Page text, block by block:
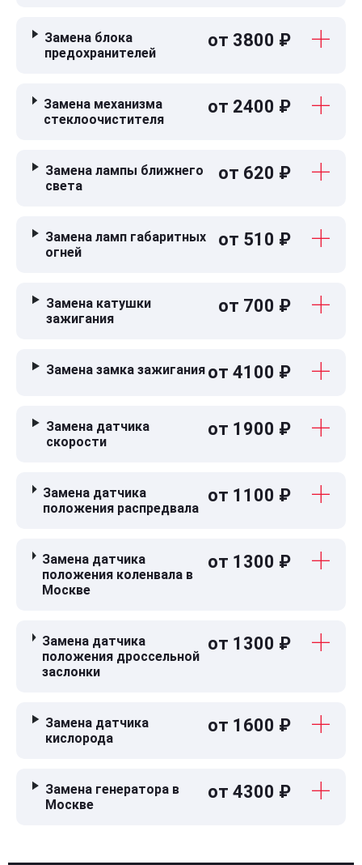
Замена блока
предохранителей
от 3800 ₽
Замена механизма
стеклоочистителя
от 2400 ₽
Замена лампы ближнего
света
от 620 ₽
Замена ламп габаритных
огней
от 510 ₽
Замена катушки
зажигания
от 700 ₽
Замена замка зажигания от 4100 ₽
Замена датчика
скорости
от 1900 ₽
Замена датчика
положения распредвала
от 1100 ₽
Замена датчика
положения коленвала в
Москве
от 1300 ₽
Замена датчика
положения дроссельной
заслонки
от 1300 ₽
Замена датчика
кислорода
от 1600 ₽
Замена генератора в
Москве
от 4300 ₽